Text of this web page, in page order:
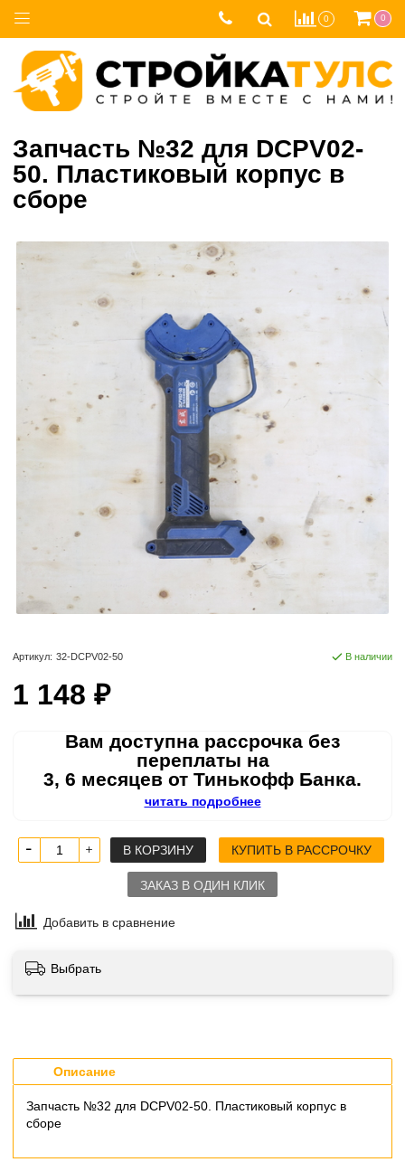
0 0
Запчасть №32 для DCPV02-
50. Пластиковый корпус в
сборе
Артикул: 32-DCPV02-50 В наличии
1 148 ₽
Вам доступна рассрочка без
переплаты на
3, 6 месяцев от Тинькофф Банка.
читать подробнее
В КОРЗИНУ КУПИТЬ В РАССРОЧКУ
ЗАКАЗ В ОДИН КЛИК
Добавить в сравнение
Выбрать
Описание
Запчасть №32 для DCPV02-50. Пластиковый корпус в
сборе